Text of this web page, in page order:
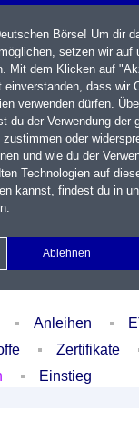
Watchlist Portfolio
Anleihen
Zertifikate
Einstieg
Börse! Um dir
setzen wir auf
Mit dem Klicken auf
dass wir
verwenden dürfen.
du der Verwendung der
oder
und wie du der
Technologien auf
kannst, findest du in
.
Ablehnen